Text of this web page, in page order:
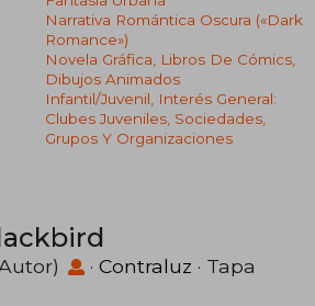
Narrativa Romántica Oscura («dark
Romance»)
Novela Gráfica, Libros De Cómics,
Dibujos Animados
Infantil/juvenil, Interés General:
Clubes Juveniles, Sociedades,
Grupos Y Organizaciones
· Contraluz · Tapa